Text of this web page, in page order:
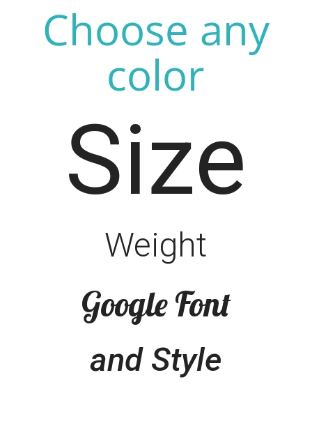
Choose any
color
Size
Weight
Google Font
and Style